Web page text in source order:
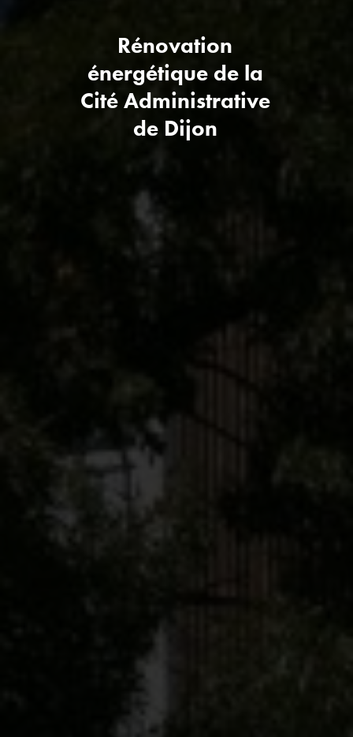
Rénovation
énergétique de la
Cité Administrative
de Dijon